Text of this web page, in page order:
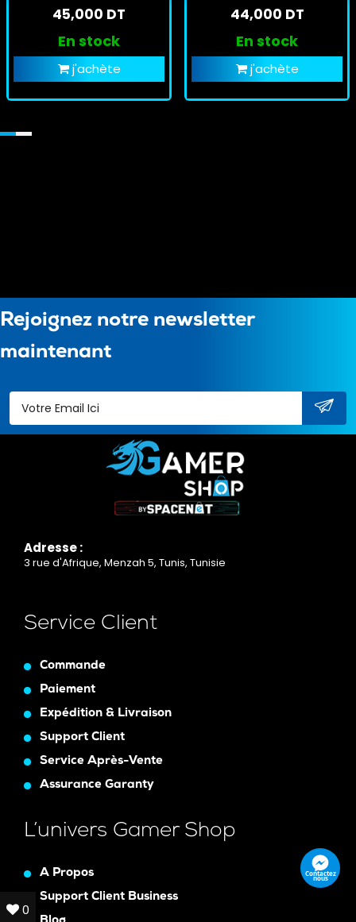
45,000 DT
En stock
j'achète
44,000 DT
En stock
j'achète
Rejoignez notre newsletter
maintenant
Adresse :
3 rue d'Afrique, Menzah 5, Tunis, Tunisie
Service Client
Commande
Paiement
Expédition & Livraison
Support Client
Service Après-Vente
Assurance Garanty
L’univers Gamer Shop
A Propos
Support Client Business
Contactez
nous
0
0